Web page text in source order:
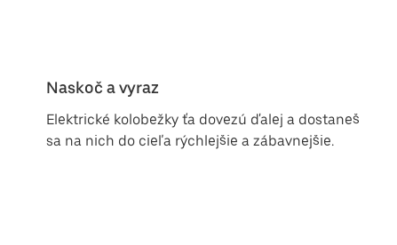
Naskoč a vyraz
Elektrické kolobežky ťa dovezú ďalej a dostaneš
sa na nich do cieľa rýchlejšie a zábavnejšie.